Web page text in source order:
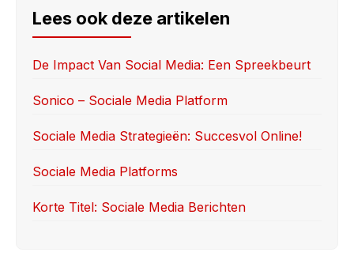
e
b
o
o
o
d
o
n
e
Lees ook deze artikelen
De Impact Van Social Media: Een Spreekbeurt
Sonico – Sociale Media Platform
Sociale Media Strategieën: Succesvol Online!
Sociale Media Platforms
Korte Titel: Sociale Media Berichten